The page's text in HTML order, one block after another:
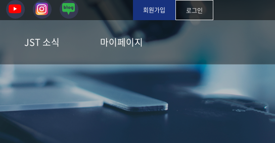
회원가입 로그인
JST 소식 마이페이지